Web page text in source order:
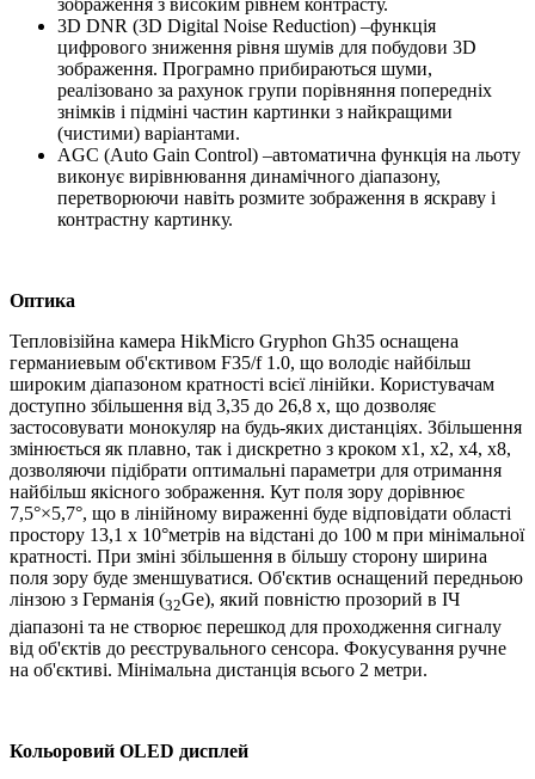
зображення з високим рівнем контрасту.
3D DNR (3D Digital Noise Reduction) –функція
цифрового зниження рівня шумів для побудови 3D
зображення. Програмно прибираються шуми,
реалізовано за рахунок групи порівняння попередніх
знімків і підміні частин картинки з найкращими
(чистими) варіантами.
AGC (Auto Gain Control) –автоматична функція на льоту
виконує вирівнювання динамічного діапазону,
перетворюючи навіть розмите зображення в яскраву і
контрастну картинку.
Оптика
Тепловізійна камера HikMicro Gryphon Gh35 оснащена
германиевым об'єктивом F35/f 1.0, що володіє найбільш
широким діапазоном кратності всієї лінійки. Користувачам
доступно збільшення від 3,35 до 26,8 х, що дозволяє
застосовувати монокуляр на будь-яких дистанціях. Збільшення
змінюється як плавно, так і дискретно з кроком х1, х2, х4, х8,
дозволяючи підібрати оптимальні параметри для отримання
найбільш якісного зображення. Кут поля зору дорівнює
7,5°×5,7°, що в лінійному вираженні буде відповідати області
простору 13,1 х 10°метрів на відстані до 100 м при мінімальної
кратності. При зміні збільшення в більшу сторону ширина
поля зору буде зменшуватися. Об'єктив оснащений передньою
лінзою з Германія (32Ge), який повністю прозорий в ІЧ
діапазоні та не створює перешкод для проходження сигналу
від об'єктів до реєструвального сенсора. Фокусування ручне
на об'єктиві. Мінімальна дистанція всього 2 метри.
Кольоровий OLED дисплей